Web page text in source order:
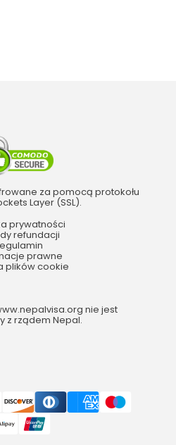
za pomocą protokołu
Layer (SSL).
prywatności
refundacji
prawne
plików cookie
nie jest
z rządem Nepal.